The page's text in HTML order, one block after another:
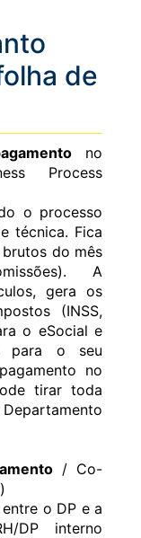
de
no
Process
o processo
técnica. Fica
do mês
A
gera os
(INSS,
o eSocial e
para o seu
no
tirar toda
/ Co-
o DP e a
DP interno